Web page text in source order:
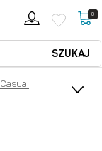
0
SZUKAJ
Casual